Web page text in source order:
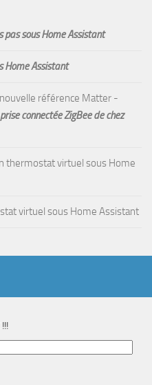
pas sous Home Assistant
Home Assistant
référence Matter -
connectée ZigBee de chez
thermostat virtuel sous Home
virtuel sous Home Assistant